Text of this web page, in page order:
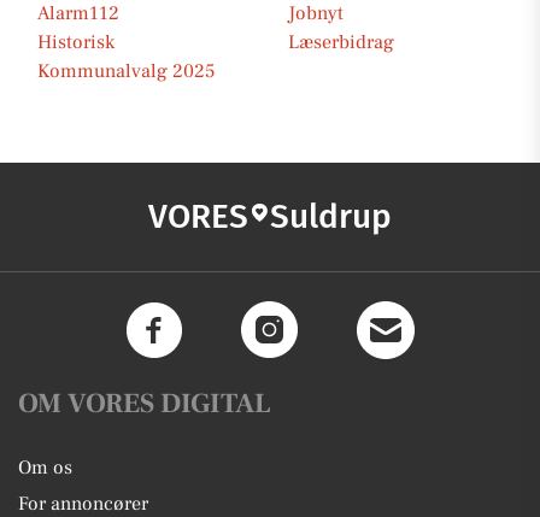
Alarm112
Jobnyt
Historisk
Læserbidrag
Kommunalvalg 2025
VORES Suldrup
OM VORES DIGITAL
Om os
For annoncører